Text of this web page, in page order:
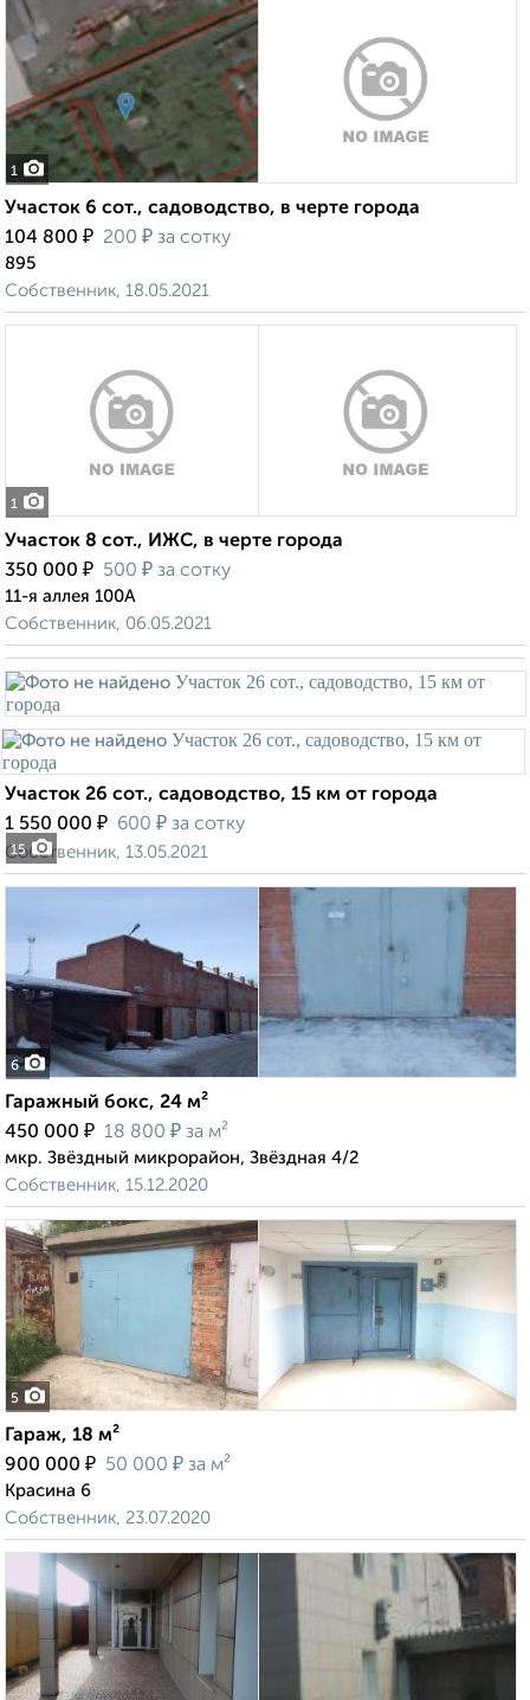
1
Участок 6 сот., садоводство, в черте города
104 800 ₽ 200 ₽ за сотку
895
Собственник, 18.05.2021
1
Участок 8 сот., ИЖС, в черте города
350 000 ₽ 500 ₽ за сотку
11-я аллея 100А
Собственник, 06.05.2021
15
Участок 26 сот., садоводство, 15 км от города
1 550 000 ₽ 600 ₽ за сотку
Собственник, 13.05.2021
6
Гаражный бокс, 24 м²
450 000 ₽ 18 800 ₽ за м²
мкр. Звёздный микрорайон, Звёздная 4/2
Собственник, 15.12.2020
5
Гараж, 18 м²
900 000 ₽ 50 000 ₽ за м²
Красина 6
Собственник, 23.07.2020